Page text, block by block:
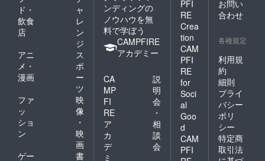
ド・
飲食
店
ャ
レ
ン
ジ
アニ
メ・
漫画
ス
ポ
ー
ツ
ファ
ッ
ショ
ン
映
像
・
映
画
ゲー
書
ンディングの
ノウハウを無
料で学ぼう
CAMPFIRE
アカデミー
CA
MP
FI
RE
ア
カ
デ
ミ
説
明
会
・
相
談
会
PFI
RE
Crea
tion
CAM
PFI
RE
for
Soci
al
Goo
d
CAM
PFI
お問い
合わせ
各種規定
利用規
約
細則
プライ
バシー
ポリ
シー
特定商
取引法